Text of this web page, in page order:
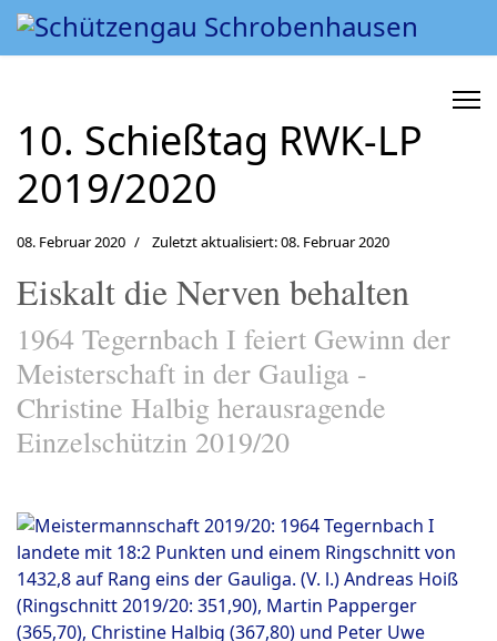
10. Schießtag RWK-LP
2019/2020
08. Februar 2020 Zuletzt aktualisiert: 08. Februar 2020
Eiskalt die Nerven behalten
1964 Tegernbach I feiert Gewinn der
Meisterschaft in der Gauliga -
Christine Halbig herausragende
Einzelschützin 2019/20